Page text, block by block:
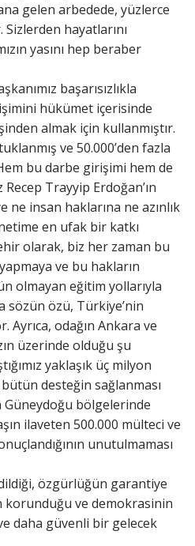
gelen arbedede, yüzlerce
hayatlarını
yasını hep beraber
başarısızlıkla
hükümet içerisinde
almak için kullanmıştır.
ve 50.000’den fazla
bu darbe girişimi hem de
Recep Trayyip Erdoğan’ın
insan haklarına ne azınlık
en ufak bir katkı
olarak, biz her zaman bu
ve bu hakların
olmayan eğitim yollarıyla
sözün özü, Türkiye’nin
Ayrıca, odağın Ankara ve
üzerinde olduğu şu
yaklaşık üç milyon
desteğin sağlanması
bölgelerinde
ilaveten 500.000 mülteci ve
unutulmaması
özgürlüğün garantiye
korunduğu ve demokrasinin
daha güvenli bir gelecek